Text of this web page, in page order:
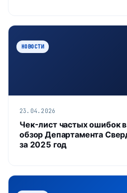
НОВОСТИ
23.04.2026
Чек-лист частых ошибок в
обзор Департамента
за 2025 год